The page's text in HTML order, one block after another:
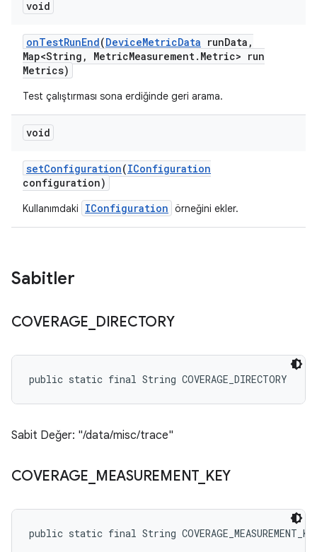
void
onTestRunEnd(DeviceMetricData runData ,
Map<String , MetricMeasurement. Metric> run
Metrics)
Test çalıştırması sona erdiğinde geri arama.
void
setConfiguration(IConfiguration
configuration)
Kullanımdaki IConfiguration örneğini ekler.
Sabitler
COVERAGE DIRECTORY
public static final String COVERAGE_DIRECTORY
Sabit Değer: "/data/misc/trace"
COVERAGE MEASUREMENT_ KEY
public static final String